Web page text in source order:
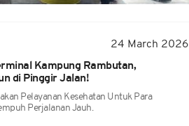
24 March 2026
Kampung Rambutan,
di Pinggir Jalan!
Pelayanan Kesehatan Untuk Para
Perjalanan Jauh.